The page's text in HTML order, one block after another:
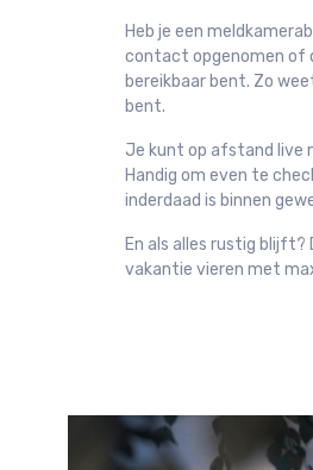
Heb je een
contact opgenomen of
bereikbaar bent. Zo
bent.
Je kunt op afstand live
Handig om even te
inderdaad is binnen
En als alles rustig blijft?
vakantie vieren met